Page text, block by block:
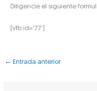
Diligencie el siguiente
[vfb id=’77’]
← Entrada anterior